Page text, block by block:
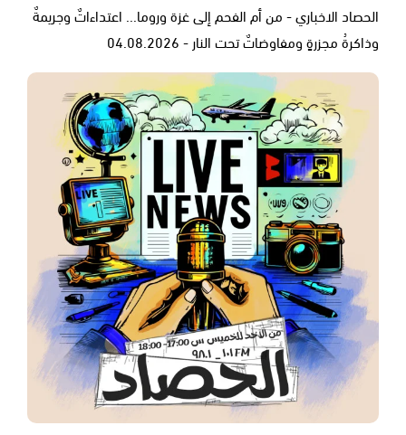
الحصاد الاخباري - من أم الفحم إلى غزة وروما... اعتداءاتٌ وجريمةٌ
وذاكرةُ مجزرةٍ ومفاوضاتٌ تحت النار - 04.08.2026